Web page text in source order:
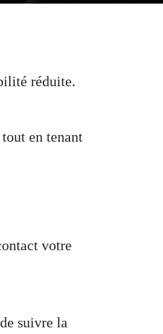
réduite.
en tenant
votre
suivre la